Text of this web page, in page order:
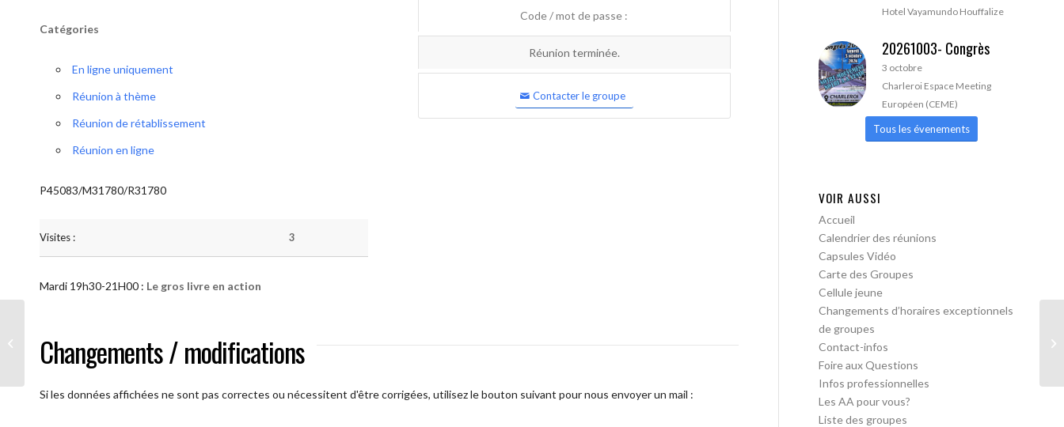
Catégories
En ligne uniquement
Réunion à thème
Réunion de rétablissement
Réunion en ligne
P45083/M31780/R31780
Visites : 3
Code / mot de passe :
Réunion terminée.
Contacter le groupe
Mardi 19h30-21H00 : Le gros livre en action
Changements / modifications
Si les données affichées ne sont pas correctes ou nécessitent d'être corrigées, utilisez le bouton suivant pour nous envoyer un mail :
Hotel Vayamundo Houffalize
20261003- Congrès
3 octobre
Charleroi Espace Meeting
Européen (CEME)
Tous les évenements
VOIR AUSSI
Accueil
Calendrier des réunions
Capsules Vidéo
Carte des Groupes
Cellule jeune
Changements d’horaires exceptionnels
de groupes
Contact-infos
Foire aux Questions
Infos professionnelles
Les AA pour vous?
Liste des groupes
action )